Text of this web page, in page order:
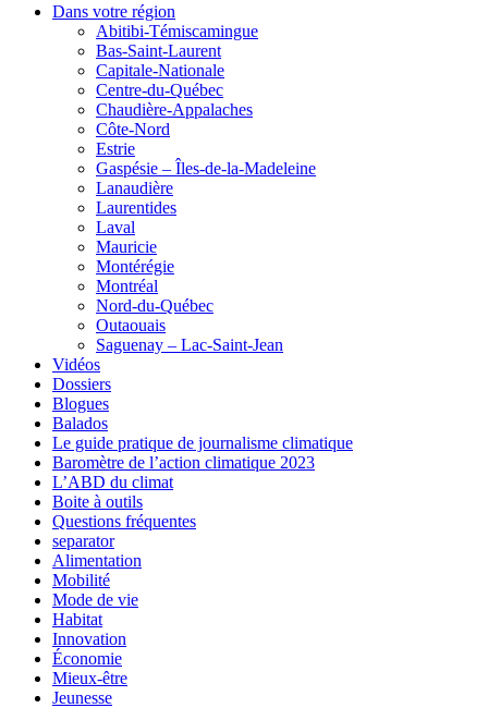
Dans votre région
Abitibi-Témiscamingue
Bas-Saint-Laurent
Capitale-Nationale
Centre-du-Québec
Chaudière-Appalaches
Côte-Nord
Estrie
Gaspésie – Îles-de-la-Madeleine
Lanaudière
Laurentides
Laval
Mauricie
Montérégie
Montréal
Nord-du-Québec
Outaouais
Saguenay – Lac-Saint-Jean
Vidéos
Dossiers
Blogues
Balados
Le guide pratique de journalisme climatique
Baromètre de l’action climatique 2023
L’ABD du climat
Boite à outils
Questions fréquentes
separator
Alimentation
Mobilité
Mode de vie
Habitat
Innovation
Économie
Mieux-être
Jeunesse